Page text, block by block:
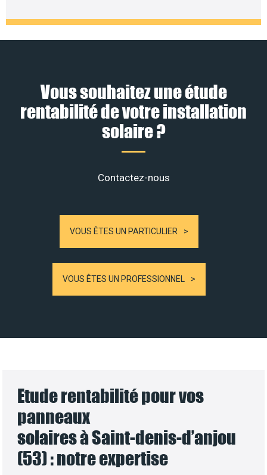
Vous souhaitez une étude
rentabilité de votre installation
solaire ?
Contactez-nous
VOUS ÊTES UN PARTICULIER
VOUS ÊTES UN PROFESSIONNEL
Etude rentabilité pour vos
panneaux
solaires à Saint-denis-d’anjou
(53) : notre expertise